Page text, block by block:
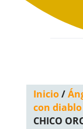
Inicio/
con diablo
CHICO